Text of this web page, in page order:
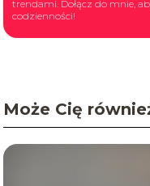
trendami. Dołącz do mnie,
codzienności!
Może Cię